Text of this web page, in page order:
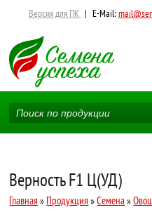
Версия для ПК | E-Mail:
Верность F1 Ц(УД)
Главная » Продукция »Семена»